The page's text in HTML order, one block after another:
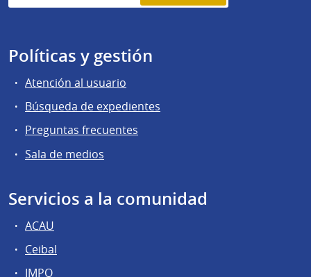
Políticas y gestión
Atención al usuario
Búsqueda de expedientes
Preguntas frecuentes
Sala de medios
Servicios a la comunidad
ACAU
Ceibal
IMPO